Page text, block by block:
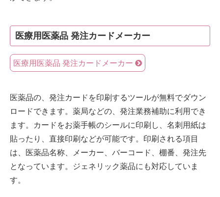
医療用医薬品 発注カードメーカー
医療用医薬品 発注カードメーカー
医薬品の、発注カードを印刷するツールが無料でダウン
ロードできます。薬局などの、発注業務補助に利用でき
ます。カードをお薬手帳のシールに印刷し、名刺用紙は
貼ったり、直接印刷などが可能です。印刷される項目
は、医薬品名称、メーカー、バーコード、棚番、発注先
となっています。ジェネリック薬品にも対応していま
す。